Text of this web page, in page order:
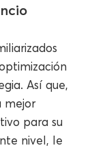
Así que,
mejor
para su
nivel, le